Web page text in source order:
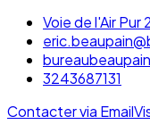
Voie de l'Air
3243687131
Contacter via Email